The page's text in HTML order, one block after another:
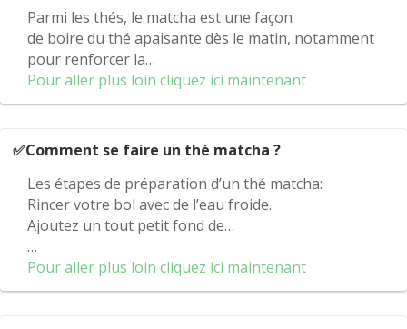
Parmi les thés, le matcha est une façon
de boire du thé apaisante dès le matin, notamment
pour renforcer la…
Pour aller plus loin cliquez ici maintenant
✅Comment se faire un thé matcha ?
Les étapes de préparation d’un thé matcha:
Rincer votre bol avec de l’eau froide.
Ajoutez un tout petit fond de…
…
Pour aller plus loin cliquez ici maintenant